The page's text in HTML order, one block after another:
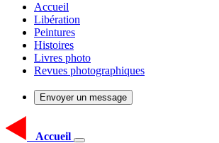
Accueil
Libération
Peintures
Histoires
Livres photo
Revues photographiques
Envoyer un message
Accueil